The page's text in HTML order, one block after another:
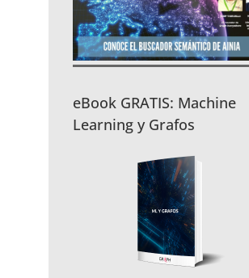
eBook GRATIS: Machine
Learning y Grafos